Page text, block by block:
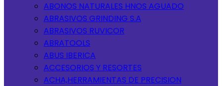
ABONOS NATURALES HNOS AGUADO
ABRASIVOS GRINDING S.A
ABRASIVOS RUVICOR
ABRATOOLS
ABUS IBERICA
ACCESORIOS Y RESORTES
ACHA,HERRAMIENTAS DE PRECISION